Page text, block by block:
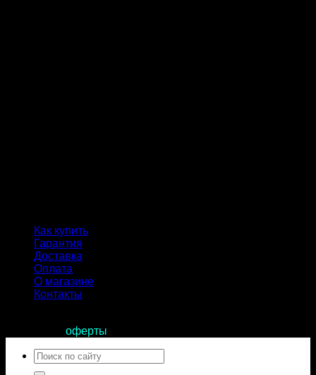
Как купить
Гарантия
Доставка
Оплата
О магазине
Контакты
оферты
Искать: